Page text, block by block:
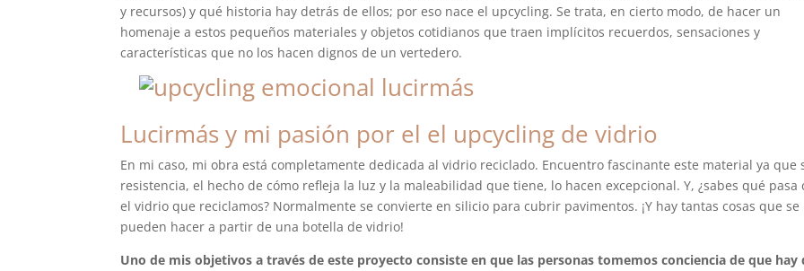
y recursos) y qué historia hay detrás de ellos; por eso nace el upcycling. Se trata, en cierto modo, de hacer un
homenaje a estos pequeños materiales y objetos cotidianos que traen implícitos recuerdos, sensaciones y
características que no los hacen dignos de un vertedero.
Lucirmás y mi pasión por el el upcycling de vidrio
En mi caso, mi obra está completamente dedicada al vidrio reciclado. Encuentro fascinante este material ya que
resistencia, el hecho de cómo refleja la luz y la maleabilidad que tiene, lo hacen excepcional. Y, ¿sabes qué pasa
el vidrio que reciclamos? Normalmente se convierte en silicio para cubrir pavimentos. ¡Y hay tantas cosas que se
pueden hacer a partir de una botella de vidrio!
Uno de mis objetivos a través de este proyecto consiste en que las personas tomemos conciencia de que hay